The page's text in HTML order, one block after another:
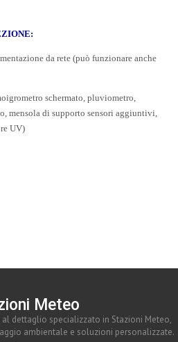
da rete (può funzionare anche
schermato, pluviometro,
mensola di supporto sensori aggiuntivi,
UV)
Meteo
dettaglio specializzato in Stazioni Meteo,
ambientale e soluzioni personalizzate.